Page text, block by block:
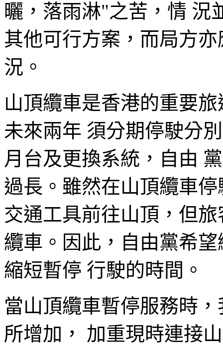
曬，落雨淋"之苦，情 況
其他可行方案，而局方
況。
山頂纜車是香港的重要
未來兩年 須分期停駛分
月台及更換系統，自由
過長。雖然在山頂纜車
交通工具前往山頂，但
纜車。因此，自由黨希
縮短暫停 行駛的時間。
當山頂纜車暫停服務時
所增加， 加重現時連接